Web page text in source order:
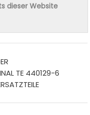
dieser Website
TE 440129-6